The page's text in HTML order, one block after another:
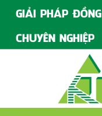
GIẢI PHÁP
CHUYÊN NGHIỆP